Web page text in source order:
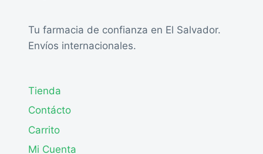
Tu farmacia de confianza en El Salvador.
Envíos internacionales.
Tienda
Contácto
Carrito
Mi Cuenta